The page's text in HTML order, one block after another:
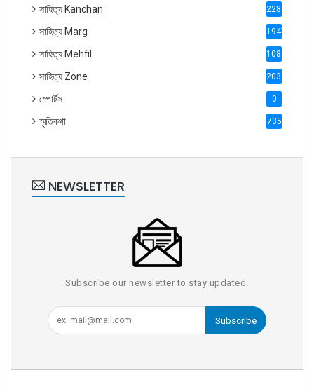
সাহিত্য Kanchan 2287
সাহিত্য Marg 1947
সাহিত্য Mehfil 1088
সাহিত্য Zone 2035
স্পোর্টস 0
স্মৃতিকথা 735
NEWSLETTER
Subscribe our newsletter to stay updated.
Subscribe